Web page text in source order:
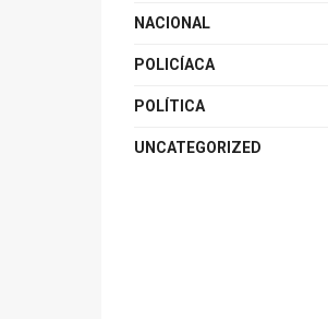
NACIONAL
POLICÍACA
POLÍTICA
UNCATEGORIZED